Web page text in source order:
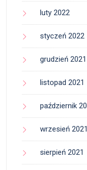
luty 2022
styczeń 2022
grudzień 2021
listopad 2021
październik
wrzesień 2021
sierpień 2021